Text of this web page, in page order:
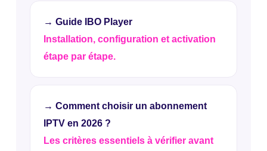
→ Guide IBO Player
Installation, configuration et activation
étape par étape.
→ Comment choisir un abonnement
IPTV en 2026 ?
Les critères essentiels à vérifier avant